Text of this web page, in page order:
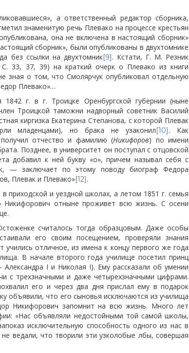
а ответственный редактор сборника,
знаменитую речь Плевако на процессе крестьян
она не включена в настоящий сборник»
сборник», были опубликованы в двухтомнике
без ссылки на двухтомник[9]. Кстати, Г. М. Резник
33, 37, 39) на краткий очерк о Плевако из книги
зная о том, что Смолярчук опубликовал отдельную
Плевако»…
г. в г. Троицке Оренбургской губернии (ныне
Троицкой таможни надворный советник Василий
киргизка Екатерина Степанова, с которой Плевак
младенцами), но брака не узаконил[10]. Как
отчество и фамилию (Никифоров) по имени
Позднее, в университет он поступал с отцовской
добавил к ней букву «о», причем называл себя с
— заключает по этому поводу биограф Федора
Плевак и Плевако»[12].
приходской и уездной школах, а летом 1851 г. семья
Никифорович отныне проживет всю жизнь. С осени
считалось тогда образцовым. Даже особы
его своим посещением, проверяли знания
отличное, из имена к концу первого же года
В начале второго года училище посетил принц
I и Николая I). Ему рассказали об умении
с трехзначными и даже четырехзначными цифрами.
его и через два дня прислал ему в подарок
объявили, что его сыновья исключаются из училища
Никифорович запомнит на всю жизнь. Много лет
«Нас объявляли недостойными той самой школы,
исключительную способность одного из нас в
ведали, что творили эти узколобые лбы, совершая